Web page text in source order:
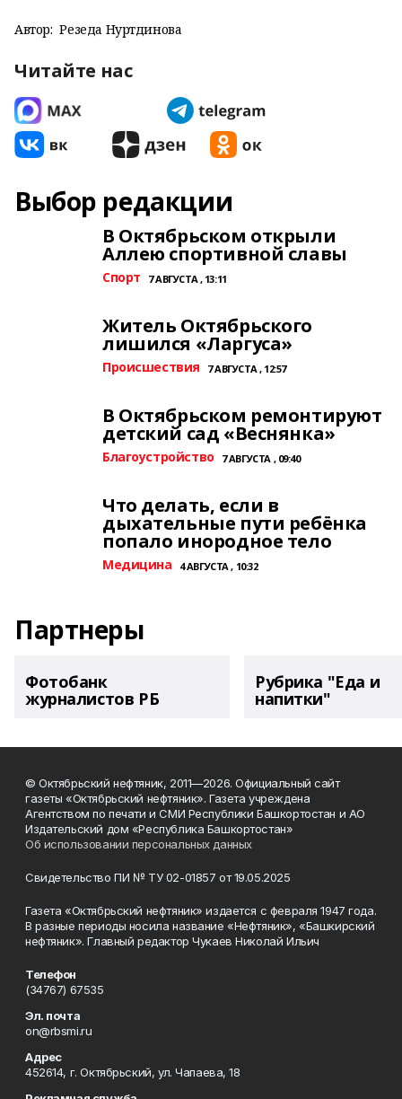
Автор: Резеда Нуртдинова
Читайте нас
Выбор редакции
В Октябрьском открыли
Аллею спортивной славы
Спорт 7 АВГУСТА , 13:11
Житель Октябрьского
лишился «Ларгуса»
Происшествия 7 АВГУСТА , 12:57
В Октябрьском ремонтируют
детский сад «Веснянка»
Благоустройство 7 АВГУСТА , 09:40
Что делать, если в
дыхательные пути ребёнка
попало инородное тело
Медицина 4 АВГУСТА , 10:32
Партнеры
Фотобанк
журналистов РБ
Рубрика "Еда и
напитки"
© Октябрьский нефтяник, 2011—2026. Официальный сайт
газеты «Октябрьский нефтяник». Газета учреждена
Агентством по печати и СМИ Республики Башкортостан и АО
Издательский дом «Республика Башкортостан»
Об использовании персональных данных
Свидетельство ПИ № ТУ 02-01857 от 19.05.2025
Газета «Октябрьский нефтяник» издается с февраля 1947 года.
В разные периоды носила название «Нефтяник», «Башкирский
нефтяник». Главный редактор Чукаев Николай Ильич
Телефон
(34767) 67535
Эл. почта
on@rbsmi.ru
Адрес
452614, г. Октябрьский, ул. Чапаева, 18